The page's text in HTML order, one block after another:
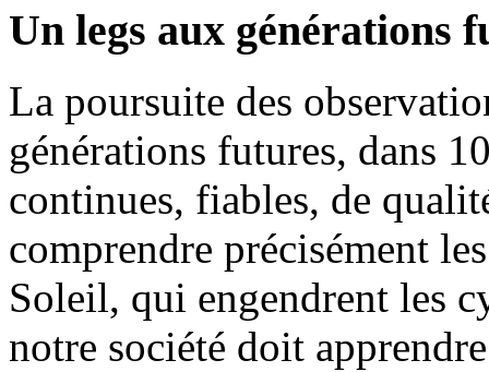
Un legs aux générations
La poursuite des
générations futures, dans
continues, fiables, de
comprendre précisément
Soleil, qui engendrent les
notre société doit